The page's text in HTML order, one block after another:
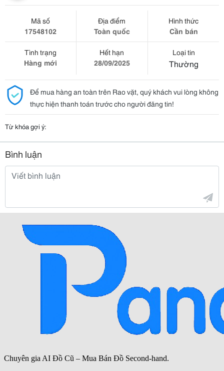
Mã số
17548102
Địa điểm
Toàn quốc
Hình thức
Cần bán
Tình trạng
Hàng mới
Hết hạn
28/09/2025
Loại tin
Thường
Để mua hàng an toàn trên Rao vặt, quý khách vui lòng không
thực hiện thanh toán trước cho người đăng tin!
Từ khóa gợi ý:
Bình luận